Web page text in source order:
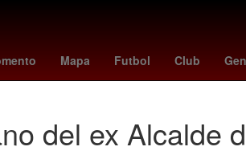
Mapa Futbol Club
cyclospora Venezolanos Himno Nacional
del ex Alcalde